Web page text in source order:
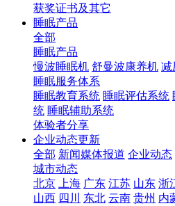
获奖证书及其它
睡眠产品
全部
睡眠产品
慢波睡眠机 舒曼波康养机 减
睡眠服务体系
睡眠教育系统 睡眠评估系统
统 睡眠辅助系统
体验者分享
企业动态更新
全部 新闻媒体报道 企业动态
城市动态
北京
上海 广东 江苏 山东 浙
山西 四川 东北 云南 贵州 内